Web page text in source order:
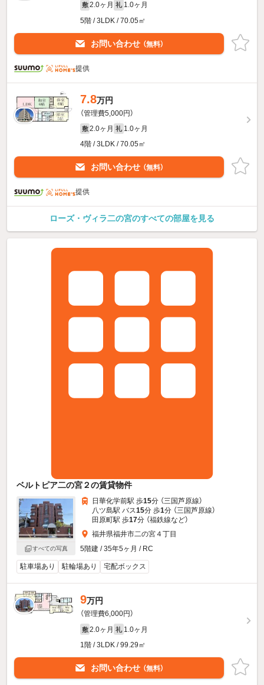
敷 2.0ヶ月 礼 1.0ヶ月
5階 / 3LDK / 70.05㎡
お問い合わせ （無料）
提供
7.8万円
（管理費5,000円）
敷 2.0ヶ月 礼 1.0ヶ月
4階 / 3LDK / 70.05㎡
お問い合わせ （無料）
提供
ローズ・ヴィラ二の宮のすべての部屋を見る
ベルトピア二の宮２の賃貸物件
すべての写真
日華化学前駅 歩15分 （三国芦原線）
八ツ島駅 バス15分 歩1分 （三国芦原線）
田原町駅 歩17分 （福鉄線など）
福井県福井市二の宮４丁目
5階建 / 35年5ヶ月 / RC
駐車場あり 駐輪場あり 宅配ボックス
9万円
（管理費6,000円）
敷 2.0ヶ月 礼 1.0ヶ月
1階 / 3LDK / 99.29㎡
お問い合わせ （無料）